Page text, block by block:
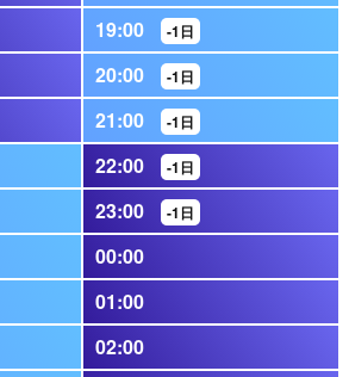
19:00 -1日
20:00 -1日
21:00 -1日
22:00 -1日
23:00 -1日
00:00
01:00
02:00